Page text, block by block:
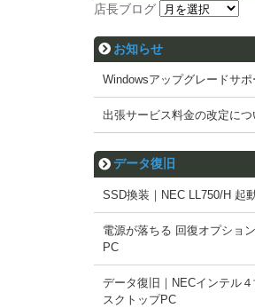
店長ブログ
お知らせ
Windowsアップグレードサ
出張サービス料金の改定に
データ復旧
SSD換装｜NEC LL750/H 起
電源が落ちる 回復オプショ
PC
データ復旧｜NECインテル
スクトップPC